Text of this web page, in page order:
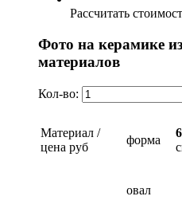
Рассчитать
Фото на керамике
материалов
Кол-во:
Материал /
цена руб
форма
овал